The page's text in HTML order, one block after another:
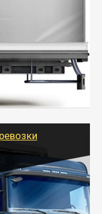
догруз
от 200 кг в
Попутные
обходятся
по нужному
при перевозке.
от 5 до